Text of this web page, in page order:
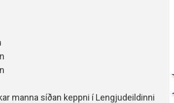
manna síðan keppni í Lengjudeildinni